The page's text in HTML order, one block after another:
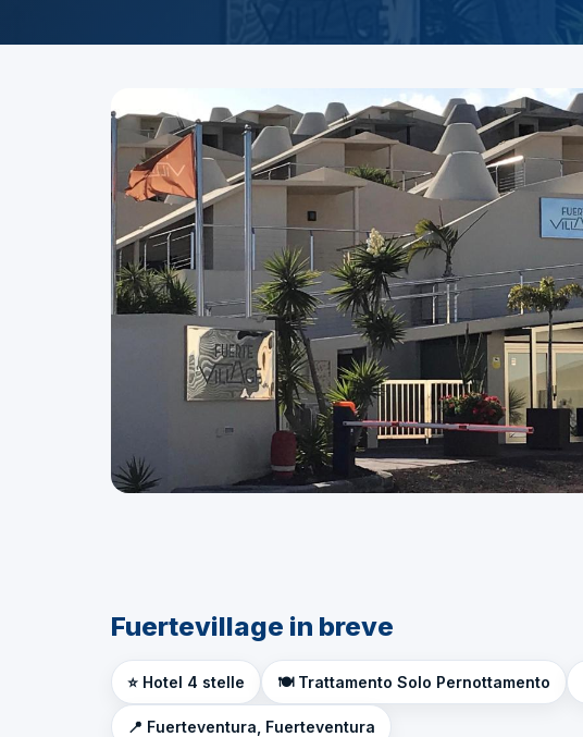
Fuertevillage in breve
⭐ Hotel 4 stelle 🍽️ Trattamento Solo Pernottamento
📍 Fuerteventura, Fuerteventura